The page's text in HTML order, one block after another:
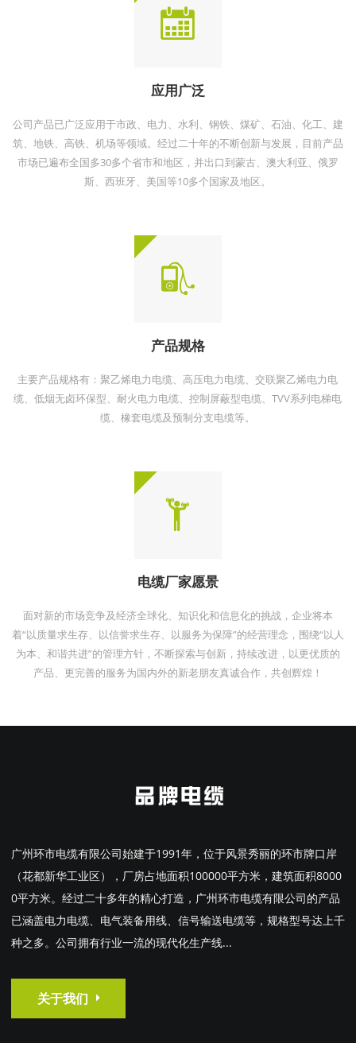
应用广泛
公司产品已广泛应用于市政、电力、水利、钢铁、煤矿、石油、化工、建
筑、地铁、高铁、机场等领域。经过二十年的不断创新与发展，目前产品
市场已遍布全国多30多个省市和地区，并出口到蒙古、澳大利亚、俄罗
斯、西班牙、美国等10多个国家及地区。
产品规格
主要产品规格有：聚乙烯电力电缆、高压电力电缆、交联聚乙烯电力电
缆、低烟无卤环保型、耐火电力电缆、控制屏蔽型电缆、TVV系列电梯电
缆、橡套电缆及预制分支电缆等。
电缆厂家愿景
面对新的市场竞争及经济全球化、知识化和信息化的挑战，企业将本
着“以质量求生存、以信誉求生存、以服务为保障”的经营理念，围绕“以人
为本、和谐共进”的管理方针，不断探索与创新，持续改进，以更优质的
产品、更完善的服务为国内外的新老朋友真诚合作，共创辉煌！
广州环市电缆有限公司始建于1991年，位于风景秀丽的环市牌口岸
（花都新华工业区），厂房占地面积100000平方米，建筑面积8000
0平方米。经过二十多年的精心打造，广州环市电缆有限公司的产品
已涵盖电力电缆、电气装备用线、信号输送电缆等，规格型号达上千
种之多。公司拥有行业一流的现代化生产线...
关于我们